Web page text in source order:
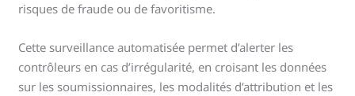
risques de fraude ou de favoritisme.
Cette surveillance automatisée permet d’alerter les
contrôleurs en cas d’irrégularité, en croisant les données
sur les soumissionnaires, les modalités d’attribution et les